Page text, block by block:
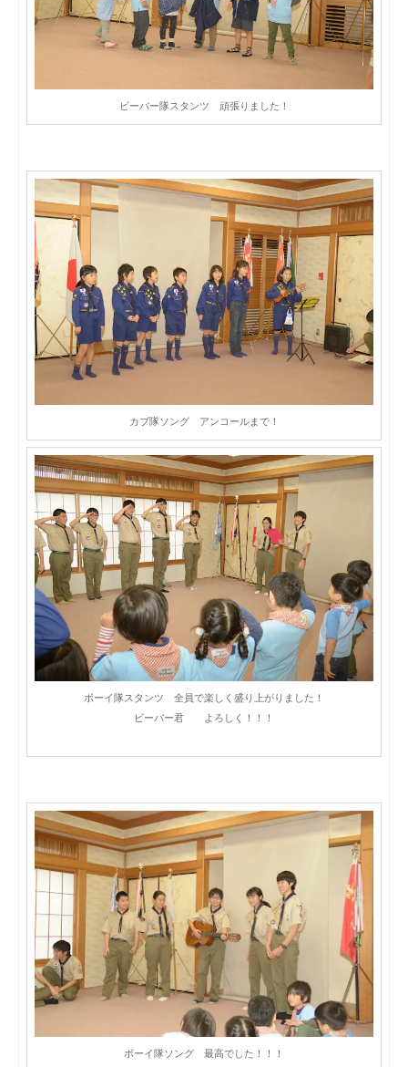
ビーバー隊スタンツ 頑張りました！
カブ隊ソング アンコールまで！
ボーイ隊スタンツ 全員で楽しく盛り上がりました！
ビーバー君 よろしく！！！
ボーイ隊ソング 最高でした！！！